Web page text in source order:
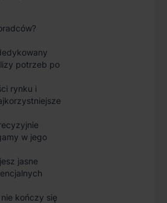
potrzeb po
rynku i
w jego
jasne
kończy się